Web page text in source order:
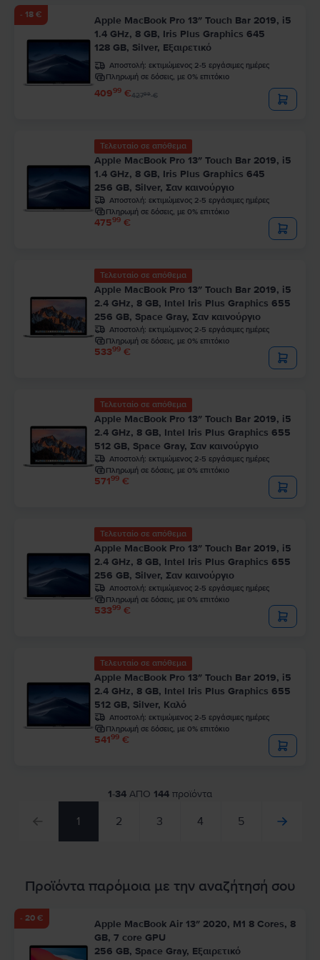
- 18 €
Apple MacBook Pro 13″ Touch Bar 2019, i5
1.4 GHz, 8 GB, Iris Plus Graphics 645
128 GB, Silver, Εξαιρετικό
Αποστολή: εκτιμώμενος 2-5 εργάσιμες ημέρες
Πληρωμή σε δόσεις, με 0% επιτόκιο
40999 €42799€
Τελευταίο σε απόθεμα
Apple MacBook Pro 13″ Touch Bar 2019, i5
1.4 GHz, 8 GB, Iris Plus Graphics 645
256 GB, Silver, Σαν καινούργιο
Αποστολή: εκτιμώμενος 2-5 εργάσιμες ημέρες
Πληρωμή σε δόσεις, με 0% επιτόκιο
47599 €
Τελευταίο σε απόθεμα
Apple MacBook Pro 13″ Touch Bar 2019, i5
2.4 GHz, 8 GB, Intel Iris Plus Graphics 655
256 GB, Space Gray, Σαν καινούργιο
Αποστολή: εκτιμώμενος 2-5 εργάσιμες ημέρες
Πληρωμή σε δόσεις, με 0% επιτόκιο
53399 €
Τελευταίο σε απόθεμα
Apple MacBook Pro 13″ Touch Bar 2019, i5
2.4 GHz, 8 GB, Intel Iris Plus Graphics 655
512 GB, Space Gray, Σαν καινούργιο
Αποστολή: εκτιμώμενος 2-5 εργάσιμες ημέρες
Πληρωμή σε δόσεις, με 0% επιτόκιο
57199 €
Τελευταίο σε απόθεμα
Apple MacBook Pro 13″ Touch Bar 2019, i5
2.4 GHz, 8 GB, Intel Iris Plus Graphics 655
256 GB, Silver, Σαν καινούργιο
Αποστολή: εκτιμώμενος 2-5 εργάσιμες ημέρες
Πληρωμή σε δόσεις, με 0% επιτόκιο
53399 €
Τελευταίο σε απόθεμα
Apple MacBook Pro 13″ Touch Bar 2019, i5
2.4 GHz, 8 GB, Intel Iris Plus Graphics 655
512 GB, Silver, Καλό
Αποστολή: εκτιμώμενος 2-5 εργάσιμες ημέρες
Πληρωμή σε δόσεις, με 0% επιτόκιο
54199 €
1-34 ΑΠΟ 144 προϊόντα
1 2 3 4 5
Προϊόντα παρόμοια με την αναζήτησή σου
- 20 €
Apple MacBook Air 13″ 2020, M1 8 Cores, 8
GB, 7 core GPU
256 GB, Space Gray, Εξαιρετικό